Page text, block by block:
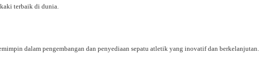
terbaik di dunia.
dalam pengembangan dan penyediaan sepatu atletik yang inovatif dan berkelanjutan.